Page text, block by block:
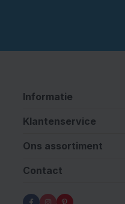
Informatie
Klantenservice
Ons assortiment
Contact